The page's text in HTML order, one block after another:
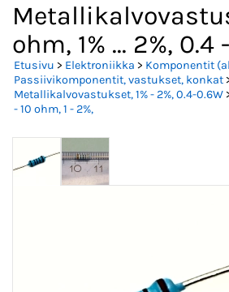
ohm, 1% ... 2%, 0.4
Etusivu > Elektroniikka > Komponentit
Passiivikomponentit, vastukset, konkat
Metallikalvovastukset, 1% - 2%, 0.4-0.6W
- 10 ohm, 1 - 2%,